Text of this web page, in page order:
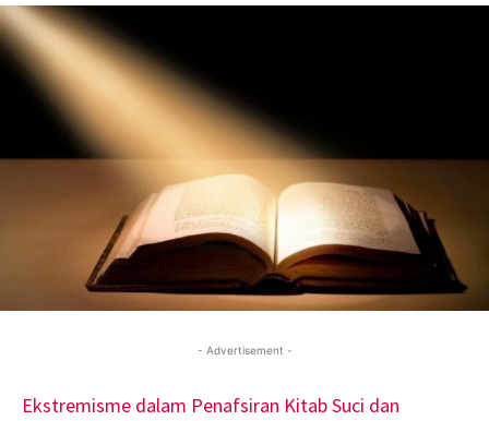
- Advertisement -
Ekstremisme dalam Penafsiran Kitab Suci dan